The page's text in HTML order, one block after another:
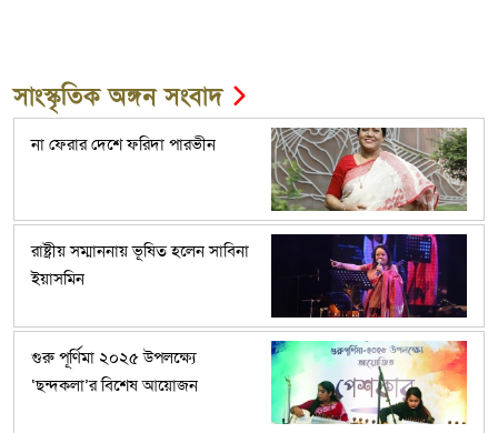
সাংস্কৃতিক অঙ্গন সংবাদ
না ফেরার দেশে ফরিদা পারভীন
রাষ্ট্রীয় সম্মাননায় ভূষিত হলেন সাবিনা
ইয়াসমিন
গুরু পূর্ণিমা ২০২৫ উপলক্ষ্যে
‘ছন্দকলা’র বিশেষ আয়োজন